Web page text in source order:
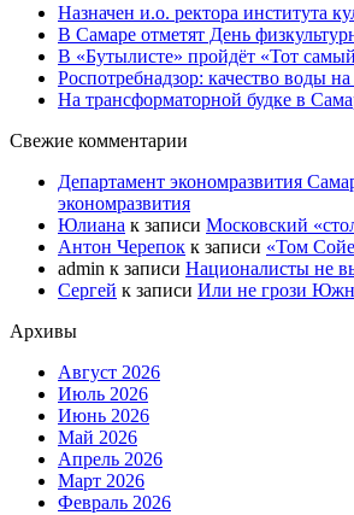
Назначен и.о. ректора института
В Самаре отметят День
В «Бутылисте» пройдёт «Тот
Роспотребнадзор: качество воды
На трансформаторной будке в
Свежие комментарии
Департамент экономразвития
экономразвития
Юлиана к записи Московский
Антон Черепок к записи «Том
admin к записи Националисты не
Сергей к записи Или не грози
Архивы
Август 2026
Июль 2026
Июнь 2026
Май 2026
Апрель 2026
Март 2026
Февраль 2026